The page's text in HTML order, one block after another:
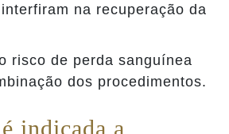
na recuperação da
risco de perda sanguínea
dos procedimentos.
indicada a